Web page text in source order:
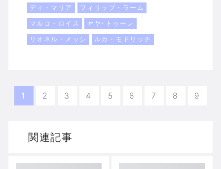
ディ・マリア
フィリップ・ラーム
マルコ・ロイス
ヤヤ･トゥーレ
リオネル・メッシ
ルカ・モドリッチ
1 2 3 4 5 6 7 8 9
関連記事